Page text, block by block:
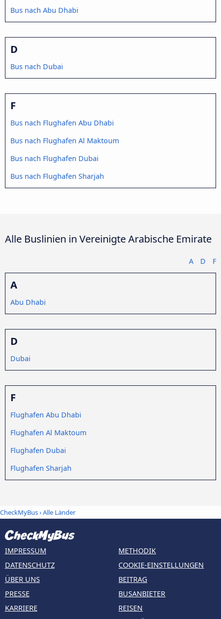
Bus nach Abu Dhabi
D
Bus nach Dubai
F
Bus nach Flughafen Abu Dhabi
Bus nach Flughafen Al Maktoum
Bus nach Flughafen Dubai
Bus nach Flughafen Sharjah
Alle Buslinien in Vereinigte Arabische Emirate
A D F
A
Abu Dhabi
D
Dubai
F
Flughafen Abu Dhabi
Flughafen Al Maktoum
Flughafen Dubai
Flughafen Sharjah
CheckMyBus›Alle Länder
IMPRESSUM
DATENSCHUTZ
ÜBER UNS
PRESSE
KARRIERE
METHODIK
COOKIE-EINSTELLUNGEN
BEITRAG
BUSANBIETER
REISEN